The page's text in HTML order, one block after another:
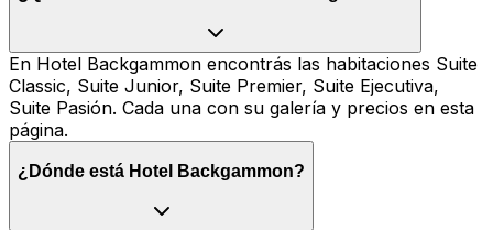
En Hotel Backgammon encontrás las habitaciones Suite
Classic, Suite Junior, Suite Premier, Suite Ejecutiva,
Suite Pasión. Cada una con su galería y precios en esta
página.
¿Dónde está Hotel Backgammon?